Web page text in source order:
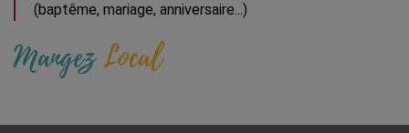
(baptême, mariage, anniversaire...)
Mangez Local